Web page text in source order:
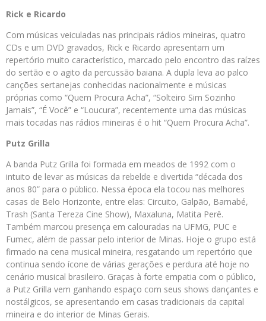
Rick e Ricardo
Com músicas veiculadas nas principais rádios mineiras, quatro
CDs e um DVD gravados, Rick e Ricardo apresentam um
repertório muito característico, marcado pelo encontro das raízes
do sertão e o agito da percussão baiana. A dupla leva ao palco
canções sertanejas conhecidas nacionalmente e músicas
próprias como “Quem Procura Acha”, “Solteiro Sim Sozinho
Jamais”, “É Você” e “Loucura”, recentemente uma das músicas
mais tocadas nas rádios mineiras é o hit “Quem Procura Acha”.
Putz Grilla
A banda Putz Grilla foi formada em meados de 1992 com o
intuito de levar as músicas da rebelde e divertida “década dos
anos 80” para o público. Nessa época ela tocou nas melhores
casas de Belo Horizonte, entre elas: Circuito, Galpão, Barnabé,
Trash (Santa Tereza Cine Show), Maxaluna, Matita Perê.
Também marcou presença em calouradas na UFMG, PUC e
Fumec, além de passar pelo interior de Minas. Hoje o grupo está
firmado na cena musical mineira, resgatando um repertório que
continua sendo ícone de várias gerações e perdura até hoje no
cenário musical brasileiro. Graças à forte empatia com o público,
a Putz Grilla vem ganhando espaço com seus shows dançantes e
nostálgicos, se apresentando em casas tradicionais da capital
mineira e do interior de Minas Gerais.